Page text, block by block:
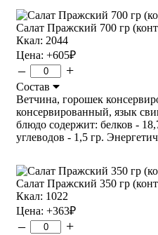
Салат Пражский 700 гр
Ккал: 2044
Цена: +605₽
– +
Состав
Ветчина, горошек
консервированный, язык
блюдо содержит: белков -
углеводов - 1,5 гр.
Салат Пражский 350 гр
Ккал: 1022
Цена: +363₽
– +